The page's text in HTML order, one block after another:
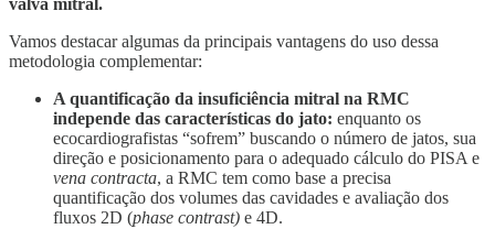
valva mitral.
Vamos destacar algumas da principais vantagens do uso dessa
metodologia complementar:
A quantificação da insuficiência mitral na RMC
independe das características do jato: enquanto os
ecocardiografistas “sofrem” buscando o número de jatos, sua
direção e posicionamento para o adequado cálculo do PISA e
vena contracta, a RMC tem como base a precisa
quantificação dos volumes das cavidades e avaliação dos
fluxos 2D (phase contrast) e 4D.